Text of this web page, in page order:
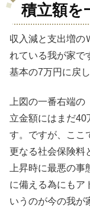
積立額を
収入減と支出増の
れている我が家で
基本の7万円に戻し
上図の一番右端
立金額にはまだ40
す。ですが、ここ
更なる社会保険料
上昇時に最悪の
に備える為にもア
いうのが今の我が